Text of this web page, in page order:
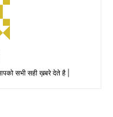
सभी सही ख़बरे देते है |